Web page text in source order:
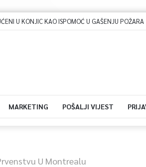
U KONJIC KAO ISPOMOĆ U GAŠENJU POŽARA
MARKETING POŠALJI VIJEST
U Montrealu